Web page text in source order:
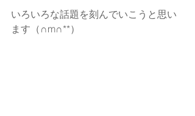
いろいろな話題を刻んでいこうと思い
ます（∩m∩**）